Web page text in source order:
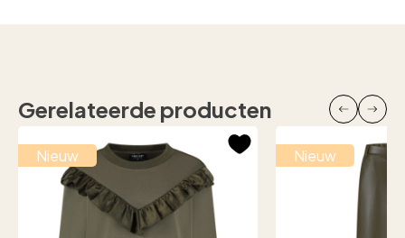
Gerelateerde producten
Nieuw Nieuw